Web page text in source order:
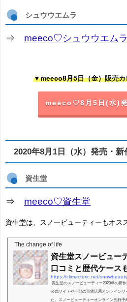
シュウウエムラ
⇒ meeco♡シュウウエムラ
▼meeco8月5日（金）販売
meeco♡8月5日(水)発
2020年8月1日（水）発売・新
資生堂
⇒ meeco♡資生堂
資生堂は、スノービューティーもオス
The change of life
資生堂スノービュー
口コミと歴代ケース
https://climacteric.net/
資生堂のスノービューティー2020年の新
公式サイトや一部の百貨店系オンラインサ
た。スノービューティーオンライン先行